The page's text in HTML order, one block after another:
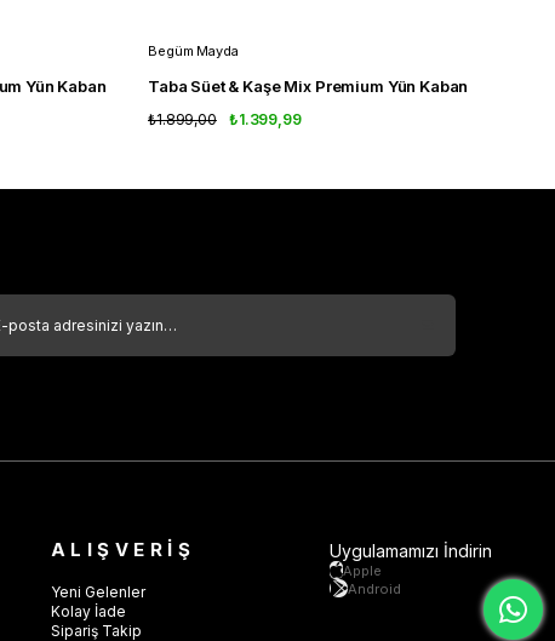
Yün Kaban
Begüm Mayda
Taba Süet & Kaşe Mix Premium Yün Kaban
₺1.399,99
₺1.899,00
ALIŞVERİŞ
Yeni Gelenler
Kolay İade
Sipariş Takip
Uygulamamızı İndirin
Apple
Android